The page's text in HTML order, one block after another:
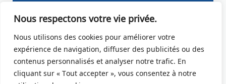
Nous respectons votre vie privée.
Nous utilisons des cookies pour améliorer votre
expérience de navigation, diffuser des publicités ou des
contenus personnalisés et analyser notre trafic. En
cliquant sur « Tout accepter », vous consentez à notre
Seine
Perret
Dépannage informatique à domicile à Paris 19e
Dépannage informatique à domicile à Paris 17e
Dépannage informatique à domicile – Boulogne-